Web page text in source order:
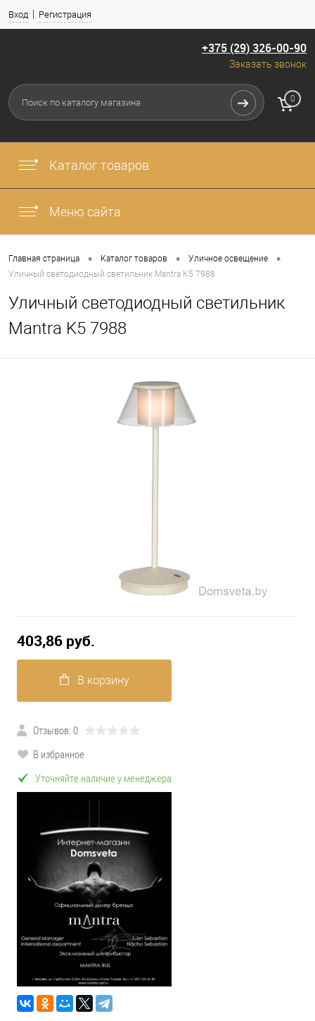
Вход Регистрация
+375 (29) 326-00-90
Заказать звонок
Меню сайта
Каталог товаров
0
Главная страница • Каталог товаров • Уличное освещение •
Уличный светодиодный светильник Mantra K5 7988
Уличный светодиодный светильник
Mantra K5 7988
403,86 pуб.
В корзину
Отзывов: 0
В избранное
Уточняйте наличие у менеджера